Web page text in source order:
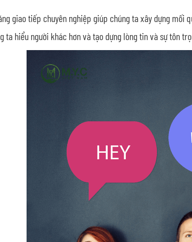
giao tiếp chuyên nghiệp giúp chúng ta xây dựng mối
ta hiểu người khác hơn và tạo dựng lòng tin và sự tôn